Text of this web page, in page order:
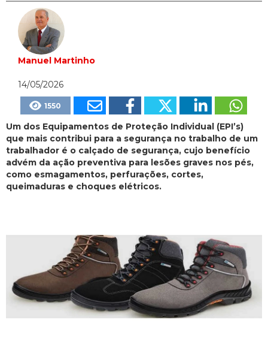
Manuel Martinho
14/05/2026
1550
Um dos Equipamentos de Proteção Individual (EPI’s)
que mais contribui para a segurança no trabalho de um
trabalhador é o calçado de segurança, cujo benefício
advém da ação preventiva para lesões graves nos pés,
como esmagamentos, perfurações, cortes,
queimaduras e choques elétricos.